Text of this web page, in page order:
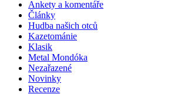
Ankety a komentáře
Články
Hudba našich otců
Kazetománie
Klasik
Metal Mondóka
Nezařazené
Novinky
Recenze